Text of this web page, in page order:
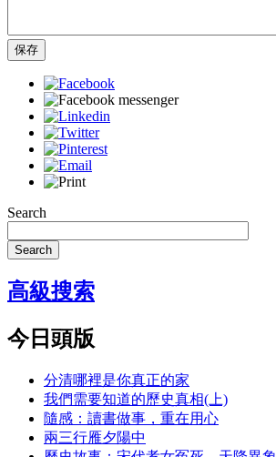
保存
Search
Search
高級搜索
今日頭版
分清哪裡是你真正的家
我們需要知道的歷史真相(上)
隨感：讀書做事，重在用心
兩三行雁夕陽中